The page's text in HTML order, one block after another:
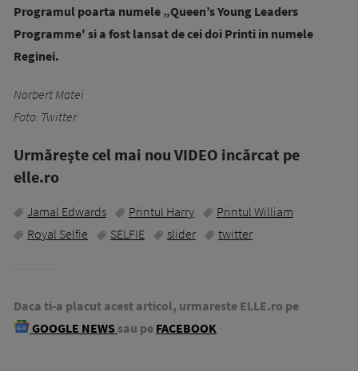
Programul poarta numele „Queen’s Young Leaders
Programme' si a fost lansat de cei doi Printi in numele
Reginei.
Norbert Matei
Foto: Twitter
Urmăreşte cel mai nou VIDEO incărcat pe
elle.ro
Jamal Edwards Printul Harry
Printul William
Royal Selfie
SELFIE slider twitter
Daca ti-a placut acest articol, urmareste ELLE.ro pe
GOOGLE NEWS sau pe FACEBOOK